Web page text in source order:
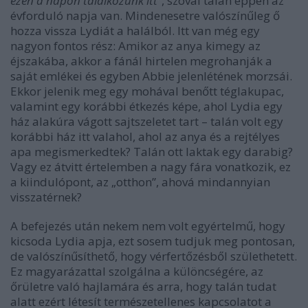
évforduló napja van. Mindenesetre valószínűleg ő
hozza vissza Lydiát a halálból. Itt van még egy
nagyon fontos rész: Amikor az anya kimegy az
éjszakába, akkor a fánál hirtelen megrohanják a
saját emlékei és egyben Abbie jelenlétének morzsái.
Ekkor jelenik meg egy mohával benőtt téglakupac,
valamint egy korábbi étkezés képe, ahol Lydia egy
ház alakúra vágott sajtszeletet tart – talán volt egy
korábbi ház itt valahol, ahol az anya és a rejtélyes
apa megismerkedtek? Talán ott laktak egy darabig?
Vagy ez átvitt értelemben a nagy fára vonatkozik, ez
a kiindulópont, az „otthon”, ahová mindannyian
visszatérnek?
A befejezés után nekem nem volt egyértelmű, hogy
kicsoda Lydia apja, ezt sosem tudjuk meg pontosan,
de valószínűsíthető, hogy vérfertőzésből születhetett.
Ez magyarázattal szolgálna a különcségére, az
őrületre való hajlamára és arra, hogy talán tudat
alatt ezért létesít természetellenes kapcsolatot a